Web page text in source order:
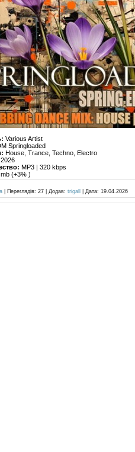
Various Artist
Springloaded
House, Trance, Techno, Electro
2026
MP3 | 320 kbps
(+3% )
Переглядів: 27 Додав: trigall Дата: 19.04.2026